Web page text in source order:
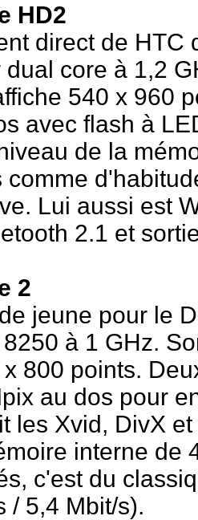
HD2
direct de HTC
dual core à 1,2
540 x 960
avec flash à
de la
comme
Lui aussi est
2.1 et
2
jeune pour le
à 1 GHz.
800 points.
au dos pour
les Xvid, DivX
interne de
c'est du
/ 5,4 Mbit/s).